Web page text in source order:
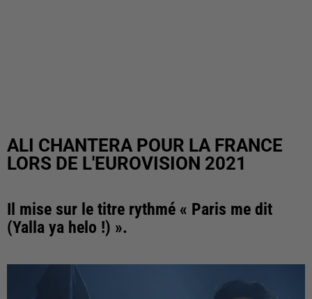
ALI CHANTERA POUR LA FRANCE
LORS DE L'EUROVISION 2021
Il mise sur le titre rythmé « Paris me dit
(Yalla ya helo !) ».